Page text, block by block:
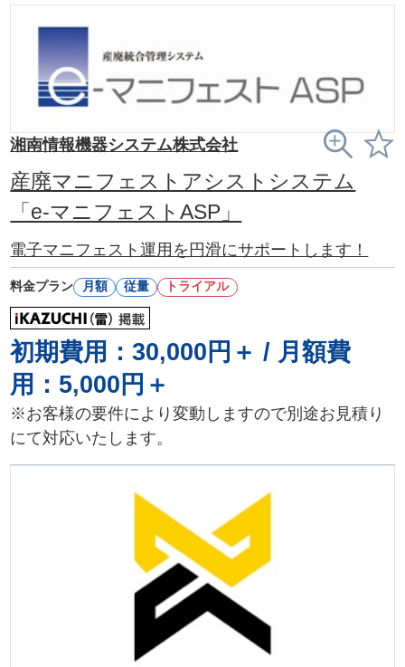
湘南情報機器システム株式会社
産廃マニフェストアシストシステム
「e-マニフェストASP」
電子マニフェスト運用を円滑にサポートします！
料金プラン 月額 従量 トライアル
初期費用：30,000円＋ / 月額費
用：5,000円＋
※お客様の要件により変動しますので別途お見積り
にて対応いたします。